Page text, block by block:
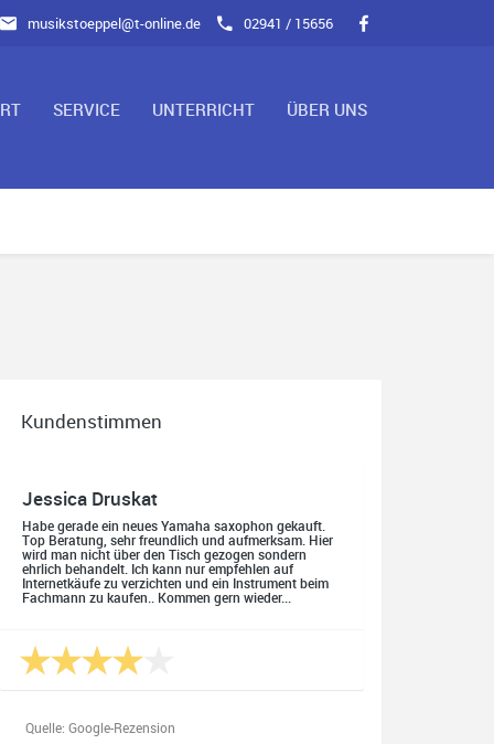
musikstoeppel@t-online.de 02941 / 15656
SERVICE UNTERRICHT ÜBER UNS
Kundenstimmen
Jessica Druskat
Habe gerade ein neues Yamaha saxophon gekauft.
Top Beratung, sehr freundlich und aufmerksam. Hier
wird man nicht über den Tisch gezogen sondern
ehrlich behandelt. Ich kann nur empfehlen auf
Internetkäufe zu verzichten und ein Instrument beim
Fachmann zu kaufen.. Kommen gern wieder...
Quelle: Google-Rezension